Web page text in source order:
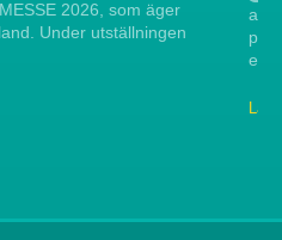
2026, som äger
Under utställningen
att
Läs